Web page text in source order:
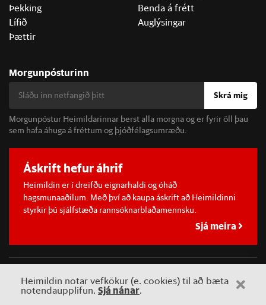
Þekking
Lífið
Þættir
Benda á frétt
Auglýsingar
Morgunpósturinn
Skrá mig
Morgunpóstur Heimildarinnar berst alla morgna og er fyrir öll þau
sem hafa áhuga á fréttum og þjóðfélagsumræðu.
Áskrift hefur áhrif
Heimildin er í dreifðu eignarhaldi og óháð
hagsmunaaðilum. Með því að kaupa áskrift að Heimildinni
styrkir þú sjálfstæða rannsóknarblaðamennsku.
Sjá meira
á efni miðilsins er óheimil án samþykkis.
Heimildin notar vefkökur (e. cookies) til að bæta
notendaupplifun. Sjá nánar.